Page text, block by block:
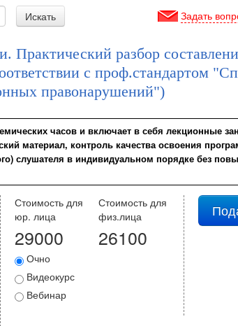
Задать
Практический разбор
с проф.стандартом
правонарушений")
часов и включает в себя лекционные
материал, контроль качества освоения
слушателя в индивидуальном порядке без
Стоимость для
юр. лица
29000
Стоимость для
физ.лица
26100
Очно
Видеокурс
Вебинар